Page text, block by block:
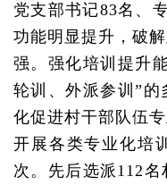
党支部书记83名、
功能明显提升，破
强。强化培训提升
轮训、外派参训”
化促进村干部队伍
开展各类专业化培
次。先后选派112